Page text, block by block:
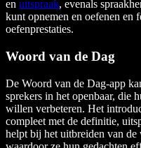
en uitspraak, evenals
kunt opnemen en oefenen en
oefenprestaties.
Woord van de Dag
De Woord van de Dag-app
sprekers in het openbaar, die
willen verbeteren. Het
compleet met de definitie,
helpt bij het uitbreiden van de